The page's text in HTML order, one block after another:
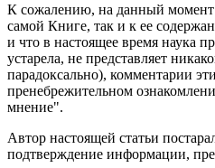
К сожалению, на данный момент
самой Книге, так и к ее
и что в настоящее время наука
устарела, не представляет
парадоксально), комментарии
пренебрежительном
мнение".
Автор настоящей статьи
подтверждение информации,